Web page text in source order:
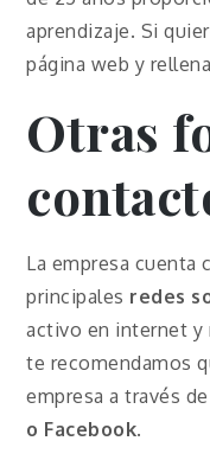
aprendizaje. Si
página web y
Otras
La empresa cuenta
principales redes
activo en internet y
te recomendamos
empresa a través de
o Facebook.